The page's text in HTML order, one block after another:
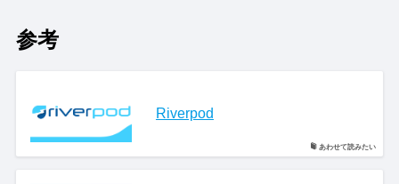
参考
あわせて読みたい
Riverpod